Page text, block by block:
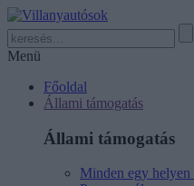
Menü
Főoldal
Állami támogatás
Állami támogatás
Minden egy